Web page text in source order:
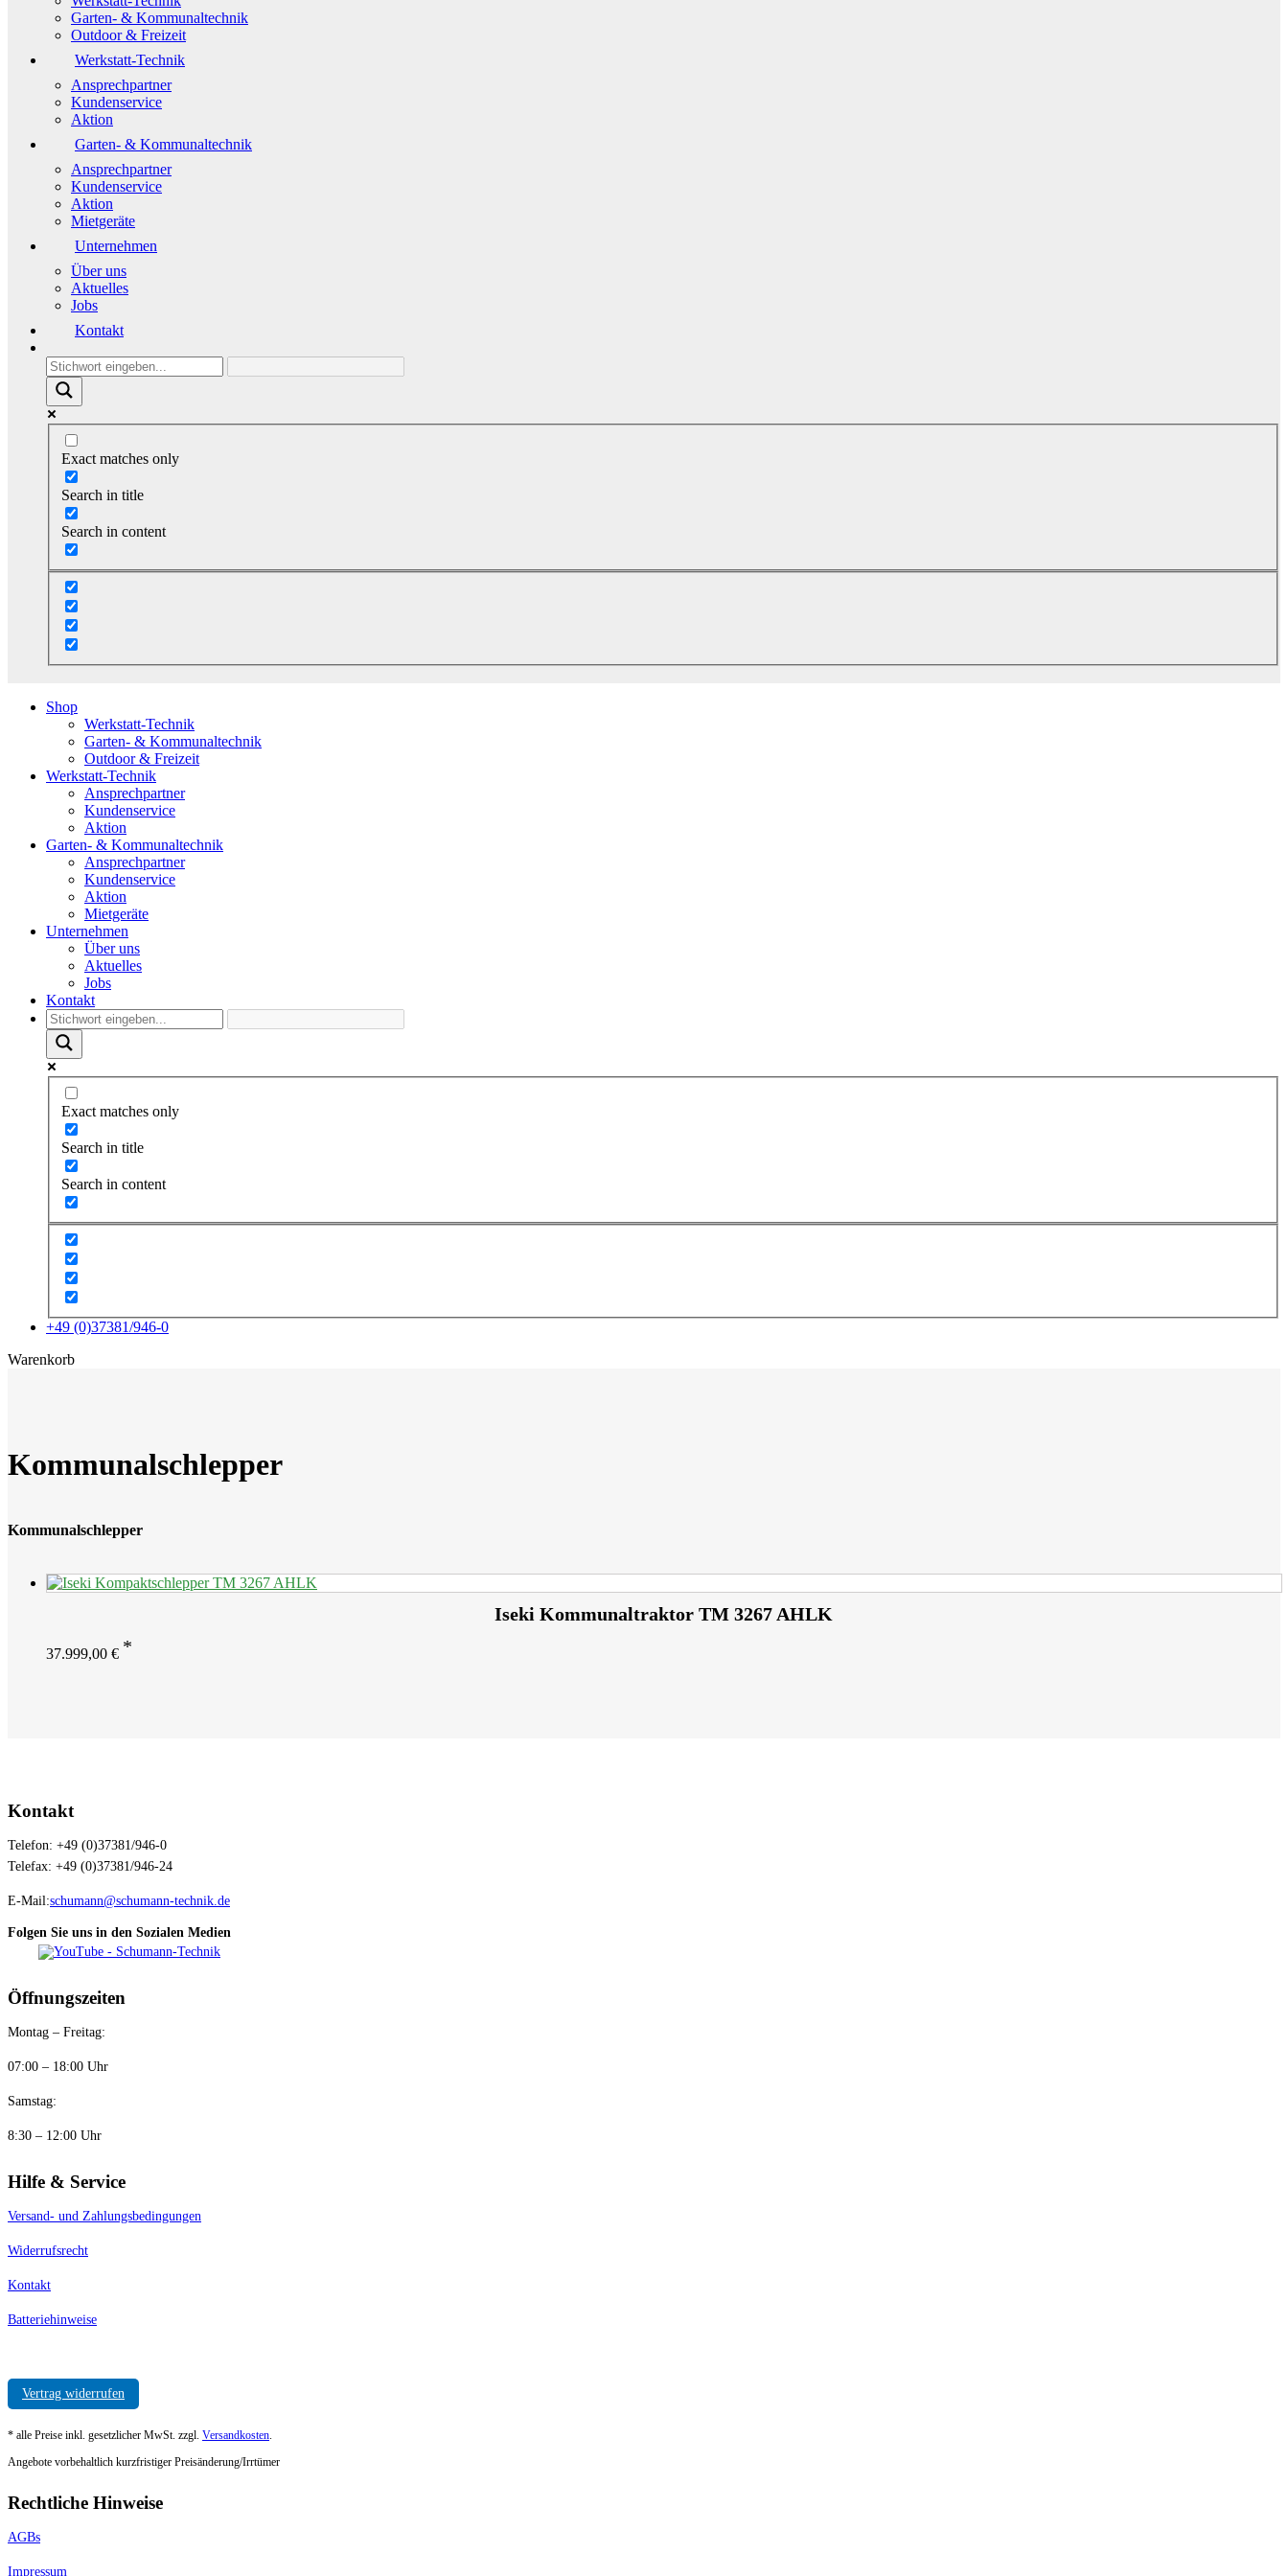
Garten- & Kommunaltechnik
Outdoor & Freizeit
Werkstatt-Technik
Ansprechpartner
Kundenservice
Aktion
Garten- & Kommunaltechnik
Ansprechpartner
Kundenservice
Aktion
Mietgeräte
Unternehmen
Über uns
Aktuelles
Jobs
Kontakt
Exact matches only
Search in title
Search in content
Shop
Werkstatt-Technik
Garten- & Kommunaltechnik
Outdoor & Freizeit
Werkstatt-Technik
Ansprechpartner
Kundenservice
Aktion
Garten- & Kommunaltechnik
Ansprechpartner
Kundenservice
Aktion
Mietgeräte
Unternehmen
Über uns
Aktuelles
Jobs
Kontakt
Exact matches only
Search in title
Search in content
+49 (0)37381/946-0
Warenkorbx
Kommunalschlepper
Kommunalschlepper
Iseki Kommunaltraktor TM 3267 AHLK
37.999,00 €
Kontakt
Telefon: +49 (0)37381/946-0
Telefax: +49 (0)37381/946-24
E-Mail:schumann@schumann-technik.de
Folgen Sie uns in den Sozialen Medien
Öffnungszeiten
Montag – Freitag:
07:00 – 18:00 Uhr
Samstag:
8:30 – 12:00 Uhr
Hilfe & Service
Versand- und Zahlungsbedingungen
Widerrufsrecht
Kontakt
Batteriehinweise
Vertrag widerrufen
* alle Preise inkl. gesetzlicher MwSt. zzgl. Versandkosten
Angebote vorbehaltlich kurzfristiger Preisänderung/Irrtümer
Rechtliche Hinweise
AGBs
Impressum